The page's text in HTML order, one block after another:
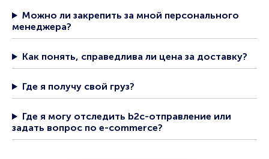
Можно ли закрепить за мной персонального
менеджера?
Как понять, справедлива ли цена за доставку?
Где я получу свой груз?
Где я могу отследить b2c-отправление или
задать вопрос по е-commerce?